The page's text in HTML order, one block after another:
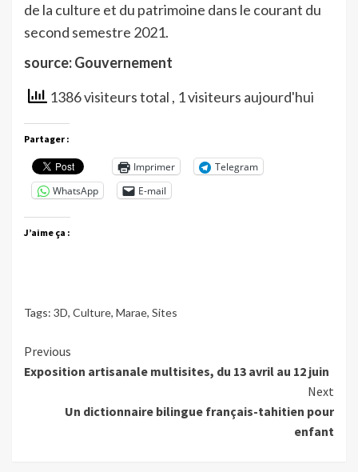
de la culture et du patrimoine dans le courant du
second semestre 2021.
source: Gouvernement
1386 visiteurs total , 1 visiteurs aujourd'hui
Partager :
Imprimer
Telegram
WhatsApp
E-mail
J’aime ça :
Tags: 3D, Culture, Marae, Sites
Continue
Reading
Previous
Exposition artisanale multisites, du 13 avril au 12 juin
Next
Un dictionnaire bilingue français-tahitien pour
enfant